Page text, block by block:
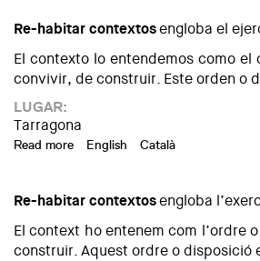
Re-habitar contextosengloba el
El contexto lo entendemos como
convivir, de construir. Este orden o
LUGAR:
Tarragona
Read more about RE-Habitar contextos
English Català
Re-habitar contextosengloba
El context ho entenem com l’ordre
construir. Aquest ordre o